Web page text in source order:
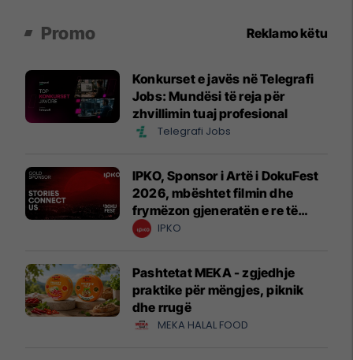
Promo Reklamo këtu
Konkurset e javës në Telegrafi
Jobs: Mundësi të reja për
zhvillimin tuaj profesional
Telegrafi Jobs
IPKO, Sponsor i Artë i DokuFest
2026, mbështet filmin dhe
frymëzon gjeneratën e re të
krijuesve
IPKO
Pashtetat MEKA - zgjedhje
praktike për mëngjes, piknik
dhe rrugë
MEKA HALAL FOOD